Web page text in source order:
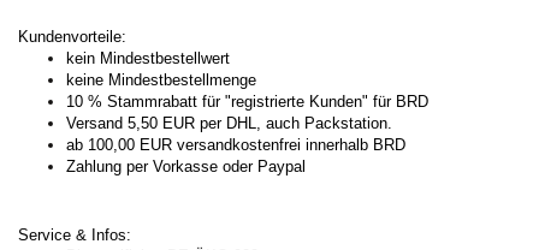
Kundenvorteile:
kein Mindestbestellwert
keine Mindestbestellmenge
10 % Stammrabatt für "registrierte Kunden" für BRD
Versand 5,50 EUR per DHL, auch Packstation.
ab 100,00 EUR versandkostenfrei innerhalb BRD
Zahlung per Vorkasse oder Paypal
Service & Infos: